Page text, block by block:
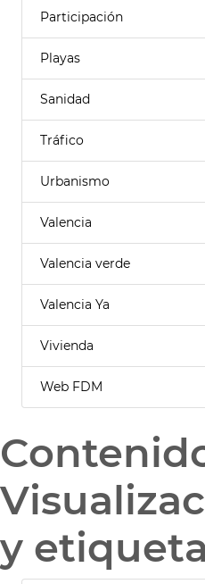
Participación
Playas
Sanidad
Tráfico
Urbanismo
Valencia
Valencia verde
Valencia Ya
Vivienda
Web FDM
y etiqueta